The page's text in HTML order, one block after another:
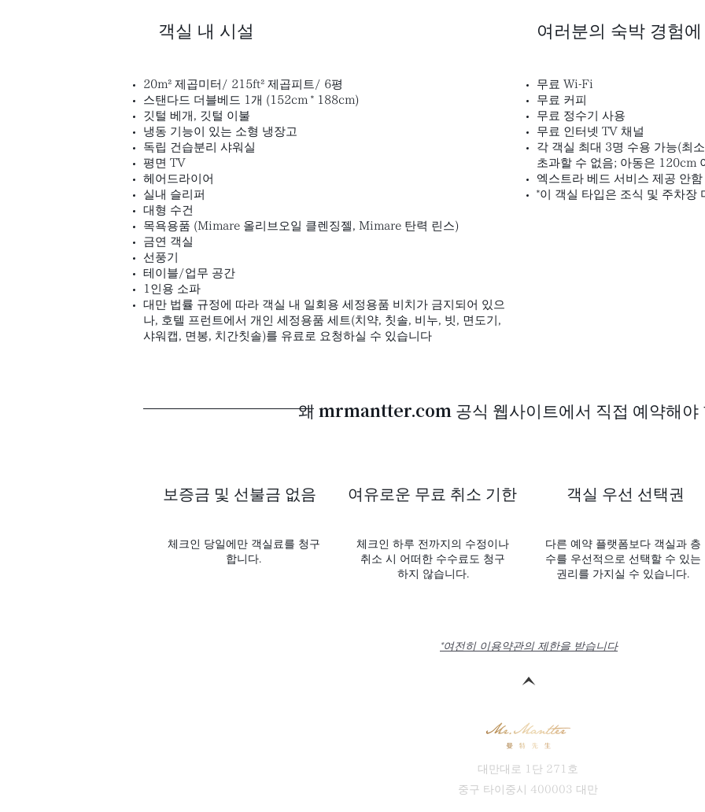
객실 내 시설 여러분의 숙박 경험
20m² 제곱미터/ 215ft² 제곱피트/ 6평
스탠다드 더블베드 1개 (152cm * 188cm)
깃털 베개, 깃털 이불
냉동 기능이 있는 소형 냉장고
독립 건습분리 샤워실
평면 TV
헤어드라이어
실내 슬리퍼
대형 수건
목욕용품 (Mimare 올리브오일 클렌징젤, Mimare 탄력 린스)
​금연 객실
선풍기
테이블/업무 공간
​1인용 소파
대만 법률 규정에 따라 객실 내 일회용 세정용품 비치가 금지되어 있으
나, 호텔 프런트에서 개인 세정용품 세트(치약, 칫솔, 비누, 빗, 면도기,
샤워캡, 면봉, 치간칫솔)를 유료로 요청하실 수 있습니다
무료 Wi-Fi
무료 커피
무료 정수기 사용
​무료 인터넷 TV 채널
각 객실 최대 3명 수용 가능(최
초과할 수 없음; 아동은 120cm
엑스트라 베드 서비스 제공 안함
*이 객실 타입은 조식 및 주차장
왜 mrmantter.com 공식 웹사이트에서 직접 예약해야
보증금 및 선불금 없음
체크인 당일에만 객실료를 청구
합니다.
여유로운 무료 취소 기한
체크인 하루 전까지의 수정이나
취소 시 어떠한 수수료도 청구
하지 않습니다.
객실 우선 선택권
다른 예약 플랫폼보다 객실과 층
수를 우선적으로 선택할 수 있는
권리를 가지실 수 있습니다.
*여전히 이용약관의 제한을 받습니다
대만대로 1단 271호
중구 타이중시 400003 대만